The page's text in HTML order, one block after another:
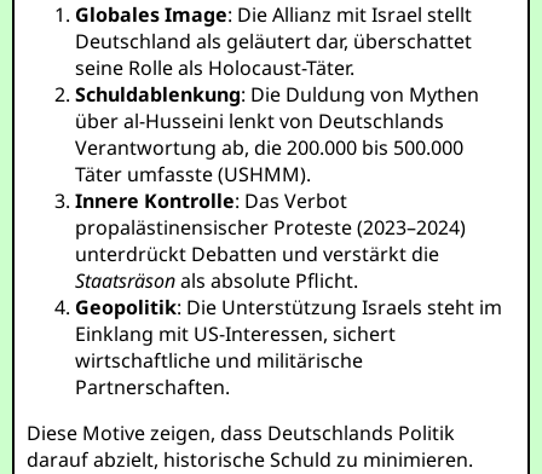
Globales Image: Die Allianz mit Israel stellt
Deutschland als geläutert dar, überschattet
seine Rolle als Holocaust-Täter.
Schuldablenkung: Die Duldung von Mythen
über al-Husseini lenkt von Deutschlands
Verantwortung ab, die 200.000 bis 500.000
Täter umfasste (USHMM).
Innere Kontrolle: Das Verbot
propalästinensischer Proteste (2023–2024)
unterdrückt Debatten und verstärkt die
Staatsräsonals absolute Pflicht.
Geopolitik: Die Unterstützung Israels steht im
Einklang mit US-Interessen, sichert
wirtschaftliche und militärische
Partnerschaften.
Diese Motive zeigen, dass Deutschlands Politik
darauf abzielt, historische Schuld zu minimieren.